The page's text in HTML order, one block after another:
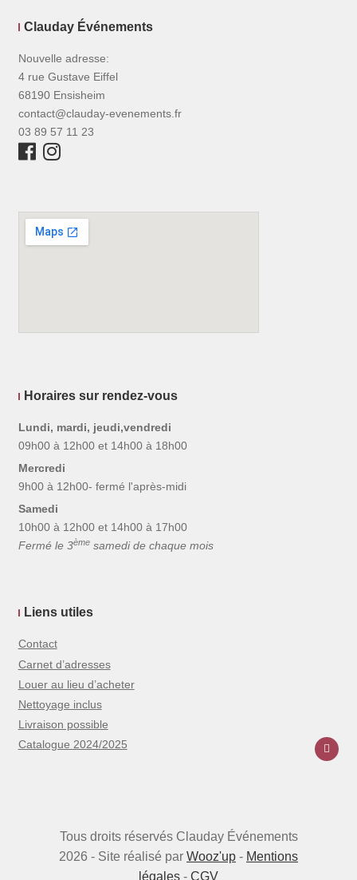
Clauday Événements
Nouvelle adresse:
4 rue Gustave Eiffel
68190 Ensisheim
contact@clauday-evenements.fr
03 89 57 11 23
Horaires sur rendez-vous
Lundi, mardi, jeudi,vendredi
09h00 à 12h00 et 14h00 à 18h00
Mercredi
9h00 à 12h00- fermé l'après-midi
Samedi
10h00 à 12h00 et 14h00 à 17h00
Fermé le 3èmesamedi de chaque mois
Liens utiles
Contact
Carnet d’adresses
Louer au lieu d’acheter
Nettoyage inclus
Livraison possible
Catalogue 2024/2025
Tous droits réservés Clauday Événements
2026 - Site réalisé par Wooz'up - Mentions
légales - CGV